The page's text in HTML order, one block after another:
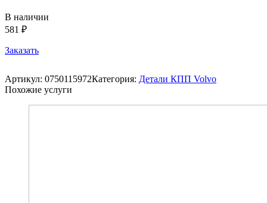
В наличии
581 ₽
Заказать
Артикул: 0750115972Категория: Детали КПП Volvo
Похожие услуги